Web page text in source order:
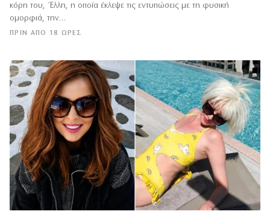
ΠΡΙΝ ΑΠΌ 18 ΏΡΕΣ
κόρη του, Έλλη, η οποία έκλεψε τις εντυπώσεις με τη φυσική
ομορφιά, την…